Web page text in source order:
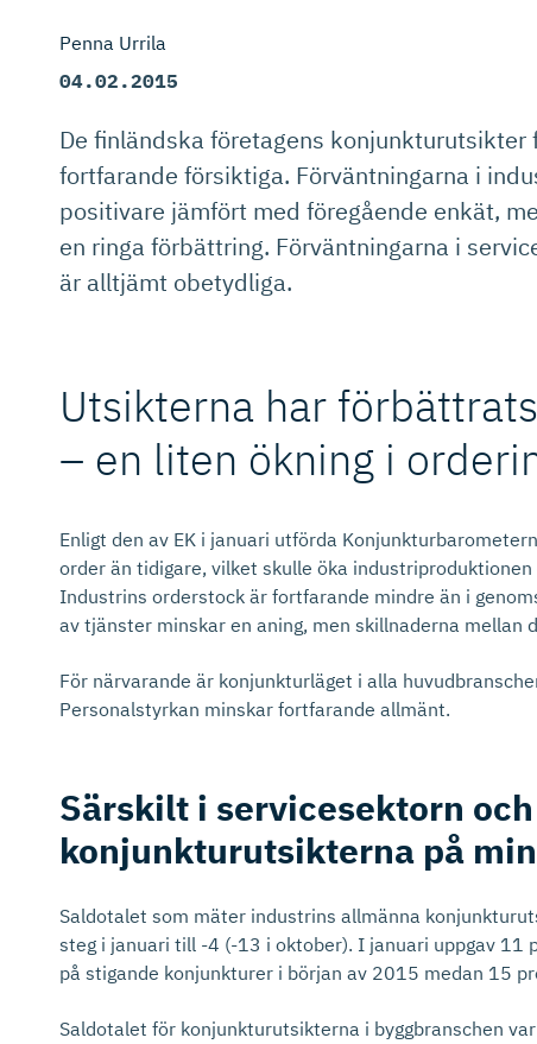
Penna Urrila
04.02.2015
De finländska företagens konjunkturutsikter
fortfarande försiktiga. Förväntningarna i
positivare jämfört med föregående enkät,
en ringa förbättring. Förväntningarna i
är alltjämt obetydliga.
Utsikterna har
– en liten ökning i
Enligt den av EK i januari utförda
order än tidigare, vilket skulle öka
Industrins orderstock är fortfarande mindre än i
av tjänster minskar en aning, men skillnaderna mellan
För närvarande är konjunkturläget i alla
Personalstyrkan minskar fortfarande allmänt.
Särskilt i servicesektorn
konjunktu­rut­sikterna på
Saldotalet som mäter industrins allmänna
steg i januari till -4 (-13 i oktober). I januari uppgav
på stigande konjunkturer i början av 2015 medan 15
Saldotalet för konjunkturutsikterna i byggbranschen